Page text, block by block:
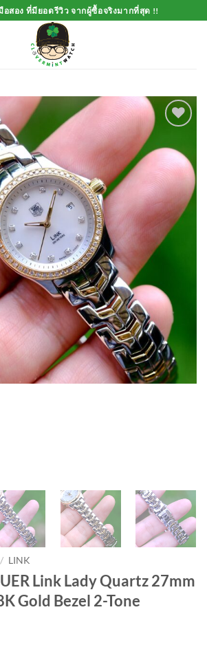
มือสอง ที่มียอดรีวิว จากผู้ซื้อจริงมากที่สุด !!
Wishlist
/ LINK
Link Lady Quartz 27mm
Gold Bezel 2-Tone